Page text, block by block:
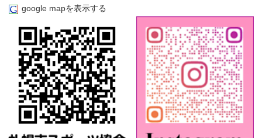
google mapを表示する